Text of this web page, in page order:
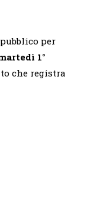
per
1°
che registra